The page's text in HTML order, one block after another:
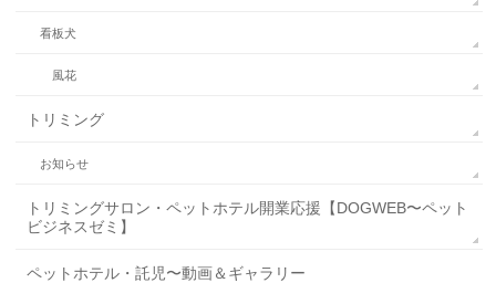
看板犬
風花
トリミング
お知らせ
トリミングサロン・ペットホテル開業応援【DOGWEB〜ペット
ビジネスゼミ】
ペットホテル・託児〜動画＆ギャラリー